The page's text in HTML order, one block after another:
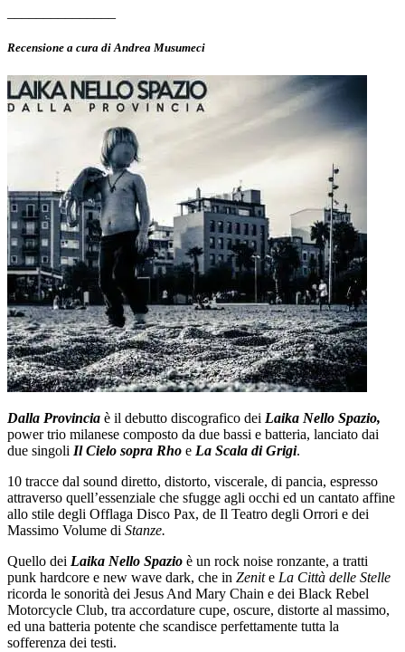
Recensione a cura di Andrea Musumeci
Dalla Provincia è il debutto discografico dei Laika Nello Spazio,
power trio milanese composto da due bassi e batteria, lanciato dai
due singoli Il Cielo sopra Rho e La Scala di Grigi.
10 tracce dal sound diretto, distorto, viscerale, di pancia, espresso
attraverso quell’essenziale che sfugge agli occhi ed un cantato affine
allo stile degli Offlaga Disco Pax, de Il Teatro degli Orrori e dei
Massimo Volume di Stanze.
Quello dei Laika Nello Spazio è un rock noise ronzante, a tratti
punk hardcore e new wave dark, che in Zenite La Città delle Stelle
ricorda le sonorità dei Jesus And Mary Chain e dei Black Rebel
Motorcycle Club, tra accordature cupe, oscure, distorte al massimo,
ed una batteria potente che scandisce perfettamente tutta la
sofferenza dei testi.